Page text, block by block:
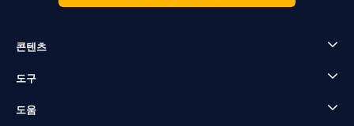
콘텐츠
도구
도움